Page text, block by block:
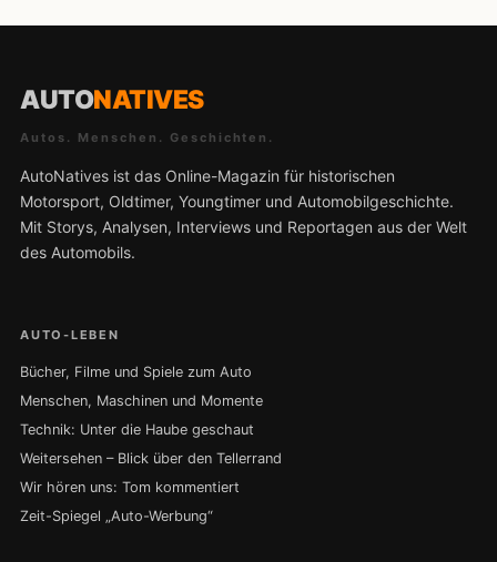
AUTONATIVES
Autos. Menschen. Geschichten.
AutoNatives ist das Online-Magazin für historischen
Motorsport, Oldtimer, Youngtimer und Automobilgeschichte.
Mit Storys, Analysen, Interviews und Reportagen aus der Welt
des Automobils.
AUTO-LEBEN
Bücher, Filme und Spiele zum Auto
Menschen, Maschinen und Momente
Technik: Unter die Haube geschaut
Weitersehen – Blick über den Tellerrand
Wir hören uns: Tom kommentiert
Zeit-Spiegel „Auto-Werbung“